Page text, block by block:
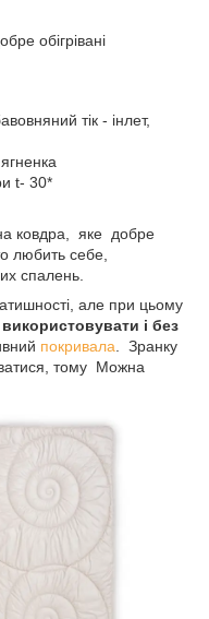
обігрівані
тік - інлет,
t- 30*
ковдра, яке добре
любить себе,
спалень.
але при цьому
і без
покривала . Зранку
тому Можна